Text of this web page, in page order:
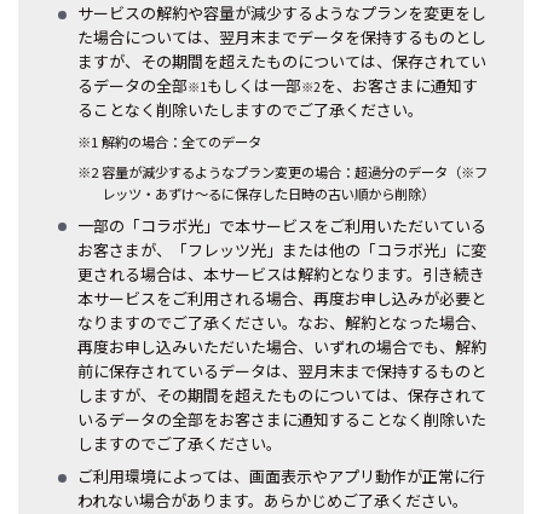
サービスの解約や容量が減少するようなプランを変更をし
た場合については、翌月末までデータを保持するものとし
ますが、その期間を超えたものについては、保存されてい
るデータの全部※1もしくは一部※2を、お客さまに通知す
ることなく削除いたしますのでご了承ください。
※1 解約の場合：全てのデータ
※2 容量が減少するようなプラン変更の場合：超過分のデータ（※フ
レッツ・あずけ～るに保存した日時の古い順から削除）
一部の「コラボ光」で本サービスをご利用いただいている
お客さまが、「フレッツ光」または他の「コラボ光」に変
更される場合は、本サービスは解約となります。引き続き
本サービスをご利用される場合、再度お申し込みが必要と
なりますのでご了承ください。なお、解約となった場合、
再度お申し込みいただいた場合、いずれの場合でも、解約
前に保存されているデータは、翌月末まで保持するものと
しますが、その期間を超えたものについては、保存されて
いるデータの全部をお客さまに通知することなく削除いた
しますのでご了承ください。
ご利用環境によっては、画面表示やアプリ動作が正常に行
われない場合があります。あらかじめご了承ください。